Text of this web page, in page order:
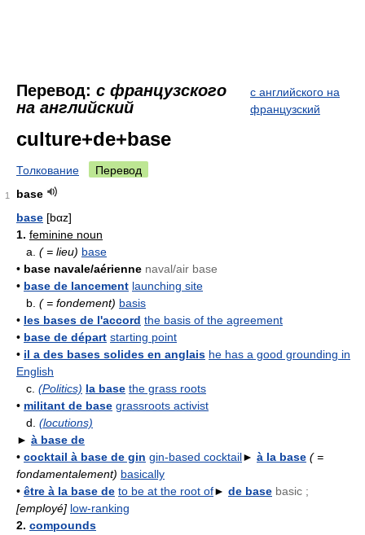
Перевод: с французского
на английский
с английского на
французский
culture+de+base
Толкование Перевод
1
base
base [bαz]
1. feminine noun
a. ( = lieu) base
• base navale/aérienne naval/air base
• base de lancement launching site
b. ( = fondement) basis
• les bases de l'accord the basis of the agreement
• base de départ starting point
• il a des bases solides en anglais he has a good grounding in
English
c. (Politics) la base the grass roots
• militant de base grassroots activist
d. (locutions)
► à base de
• cocktail à base de gin gin-based cocktail► à la base ( =
fondamentalement) basically
• être à la base de to be at the root of► de base basic ;
[employé] low-ranking
2. compounds